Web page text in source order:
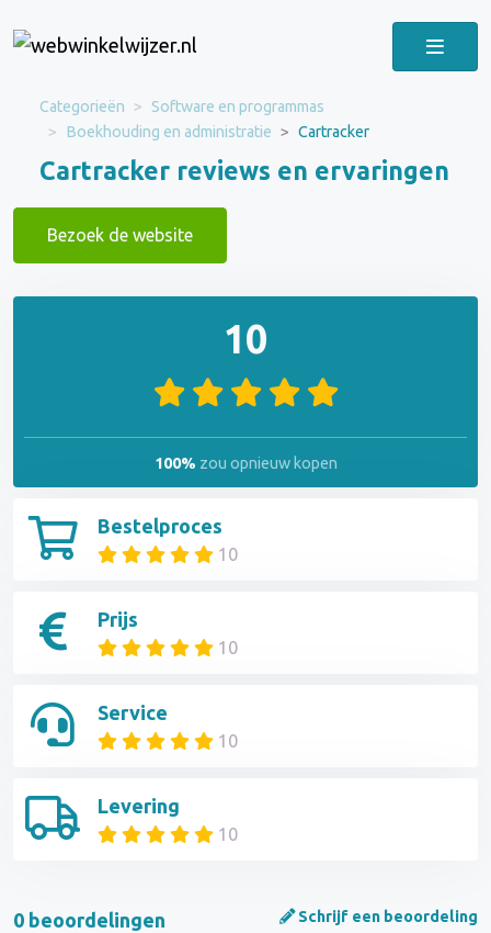
Categorieën
Software en programmas
Boekhouding en administratie
Cartracker
Cartracker reviews en ervaringen
Bezoek de website
Bestelproces
10
Prijs
10
Service
10
Levering
10
10
100% zou opnieuw kopen
0 beoordelingen Schrijf een beoordeling